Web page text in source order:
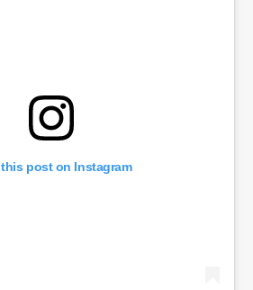
this post on Instagram